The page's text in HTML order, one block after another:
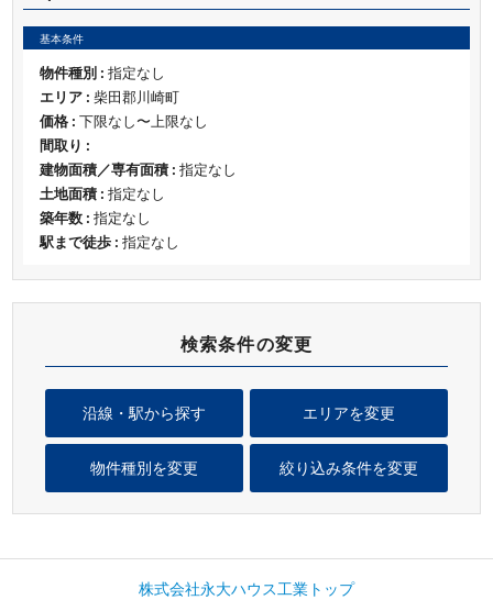
検索条件の変更
エリアを変更
沿線・駅から探す
物件種別を変更 絞り込み条件を変更
基本条件
物件種別 : 指定なし
エリア : 柴田郡川崎町
価格 : 下限なし〜上限なし
間取り :
建物面積／専有面積 : 指定なし
土地面積 : 指定なし
築年数 : 指定なし
駅まで徒歩 : 指定なし
株式会社永大ハウス工業トップ